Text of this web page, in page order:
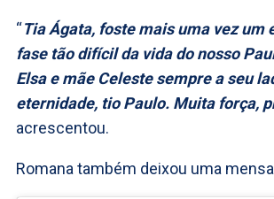
“Tia Ágata, foste mais uma vez um
fase tão difícil da vida do nosso
Elsa e mãe Celeste sempre a seu
eternidade, tio Paulo. Muita força,
acrescentou.
Romana também deixou uma